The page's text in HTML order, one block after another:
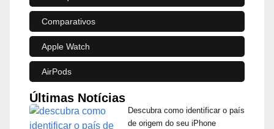
Comparativos
Apple Watch
AirPods
Últimas Notícias
Descubra como identificar o país
de origem do seu iPhone